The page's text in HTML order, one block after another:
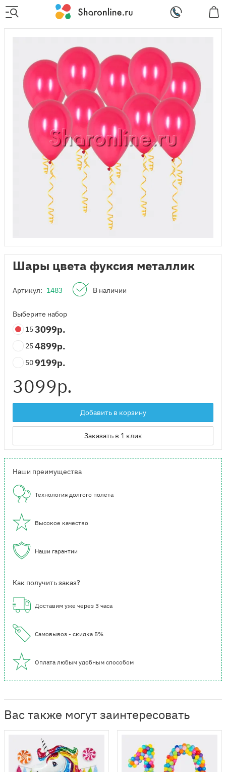
Шары цвета фуксия металлик
Артикул: 1483 В наличии
Выберите набор
153099р.
254899р.
509199р.
3099р.
Добавить в корзину
Заказать в 1 клик
Наши преимущества
Технология долгого полета
Высокое качество
Наши гарантии
Как получить заказ?
Доставим уже через 3 часа
Самовывоз - скидка 5%
Оплата любым удобным способом
Вас также могут заинтересовать